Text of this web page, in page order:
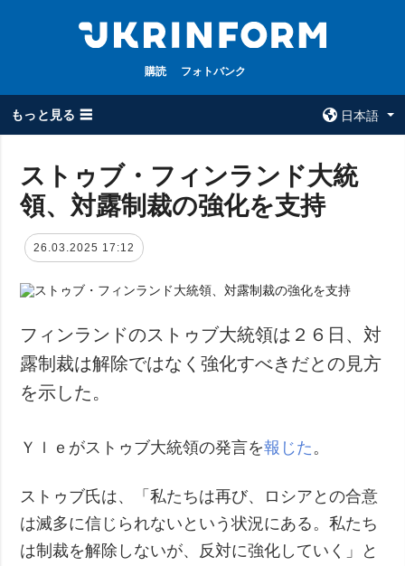
購読 フォトバンク
もっと見る ☰
日本語
全てのトピック
被占領地
政治
防衛
社会・文化
スポーツ
事故・緊急事態
ウクルインフォ
ルム
コンタクト
追加
特集
インタビュー
サービス
購読
フォトバンク
ストゥブ・フィンランド大統
領、対露制裁の強化を支持
26.03.2025 17:12
フィンランドのストゥブ大統領は２６日、対
露制裁は解除ではなく強化すべきだとの見方
を示した。
Ｙｌｅがストゥブ大統領の発言を報じた 。
ストゥブ氏は、「私たちは再び、ロシアとの合意
は滅多に信じられないという状況にある。私たち
は制裁を解除しないが、反対に強化していく」と